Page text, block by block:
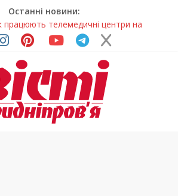
Останні новини:
працюють телемедичні центри на
підготовка до опалювального
Дніпропетровщині досліджують місце
монастиря (Фото)
отримують шанс на власне